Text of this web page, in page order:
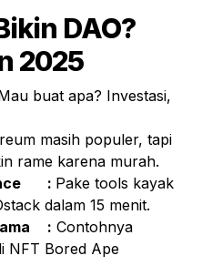
DAO?
2025
buat apa? Investasi,
masih populer, tapi
rame karena murah.
Bikin Token Governance	: Pake tools kayak
dalam 15 menit.
Launch Proposal Pertama	: Contohnya
NFT Bored Ape